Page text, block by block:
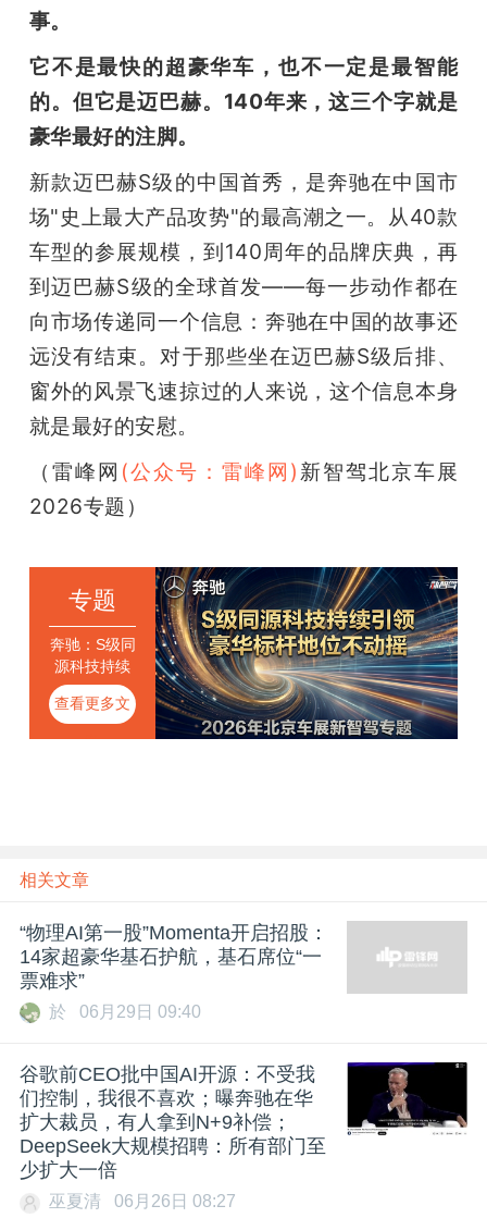
事。
它不是最快的超豪华车，也不一定是最智能
的。但它是迈巴赫。140年来，这三个字就是
豪华最好的注脚。
新款迈巴赫S级的中国首秀，是奔驰在中国市
场"史上最大产品攻势"的最高潮之一。从40款
车型的参展规模，到140周年的品牌庆典，再
到迈巴赫S级的全球首发——每一步动作都在
向市场传递同一个信息：奔驰在中国的故事还
远没有结束。对于那些坐在迈巴赫S级后排、
窗外的风景飞速掠过的人来说，这个信息本身
就是最好的安慰。
（雷峰网 (公众号：雷峰网) 新智驾北京车展
2026专题）
专题
奔驰：S级同
源科技持续
引领，豪华
标杆地位不
查看更多文
章
相关文章
“物理AI第一股”Momenta开启招股：
14家超豪华基石护航，基石席位“一
票难求”
於 06月29日 09:40
谷歌前CEO批中国AI开源：不受我
们控制，我很不喜欢；曝奔驰在华
扩大裁员，有人拿到N+9补偿；
DeepSeek大规模招聘：所有部门至
少扩大一倍
巫夏清 06月26日 08:27